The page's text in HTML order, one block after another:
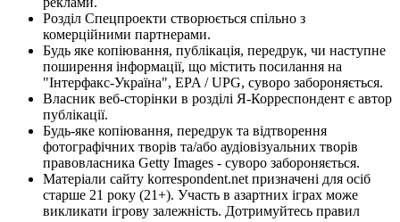
Розділ Спецпроекти створюється спільно з
комерційними партнерами.
Будь яке копіювання, публікація, передрук, чи наступне
поширення інформації, що містить посилання на
"Інтерфакс-Україна", EPA / UPG, суворо забороняється.
Власник веб-сторінки в розділі Я-Корреспондент є автор
публікації.
Будь-яке копіювання, передрук та відтворення
фотографічних творів та/або аудіовізуальних творів
правовласника Getty Images - суворо забороняється.
Матеріали сайту korrespondent.net призначені для осіб
старше 21 року (21+). Участь в азартних іграх може
викликати ігрову залежність. Дотримуйтесь правил